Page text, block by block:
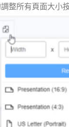
整所有頁面大小